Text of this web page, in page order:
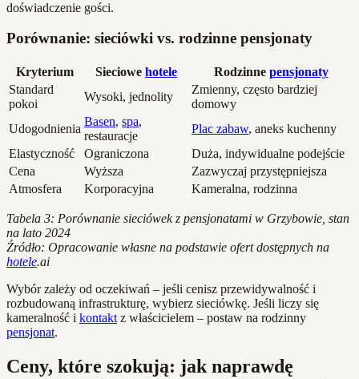
doświadczenie gości.
Porównanie: sieciówki vs. rodzinne pensjonaty
Kryterium Sieciowe hotele Rodzinne pensjonaty
Standard
pokoi
Wysoki, jednolity
Zmienny, często bardziej
domowy
Udogodnienia
Basen, spa,
restauracje
Plac zabaw, aneks kuchenny
Elastyczność
Ograniczona
Duża, indywidualne podejście
Cena
Wyższa
Zazwyczaj przystępniejsza
Atmosfera
Korporacyjna Kameralna, rodzinna
Tabela 3: Porównanie sieciówek z pensjonatami w Grzybowie, stan
na lato 2024
Źródło: Opracowanie własne na podstawie ofert dostępnych na
hotele.ai
Wybór zależy od oczekiwań – jeśli cenisz przewidywalność i
rozbudowaną infrastrukturę, wybierz sieciówkę. Jeśli liczy się
kameralność i kontakt z właścicielem – postaw na rodzinny
pensjonat.
Ceny, które szokują: jak naprawdę